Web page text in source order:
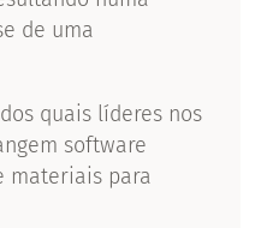
de uma
quais líderes nos
software
materiais para